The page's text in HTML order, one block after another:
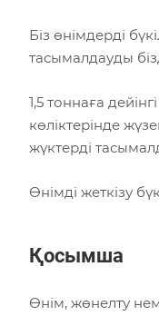
Біз өнімдерді
тасымалдауды
1,5 тоннаға
көліктерінде
жүктерді
Өнімді жеткізу
Қосымша
Өнім, жөнелту